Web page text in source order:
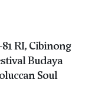
RI, Cibinong
Budaya
Soul